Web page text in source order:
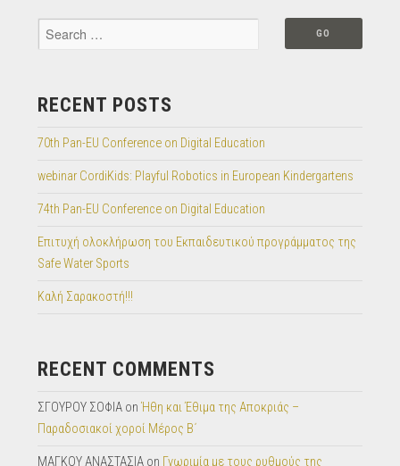
RECENT POSTS
70th Pan-EU Conference on Digital Education
webinar CordiKids: Playful Robotics in European Kindergartens
74th Pan-EU Conference on Digital Education
Επιτυχή ολοκλήρωση του Εκπαιδευτικού προγράμματος της
Safe Water Sports
Καλή Σαρακοστή!!!
RECENT COMMENTS
ΣΓΟΥΡΟΥ ΣΟΦΙΑon Ήθη και Έθιμα της Αποκριάς –
Παραδοσιακοί χοροί Μέρος Β΄
ΜΑΓΚΟΥ ΑΝΑΣΤΑΣΙΑon Γνωριμία με τους ρυθμούς της